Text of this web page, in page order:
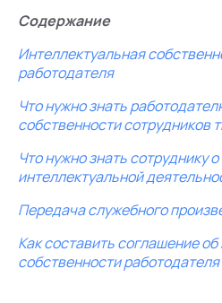
Содержание
Интеллектуальная
работодателя
Что нужно знать
собственности сотрудников
Что нужно знать сотруднику
интеллектуальной
Передача служебного
Как составить соглашение
собственности